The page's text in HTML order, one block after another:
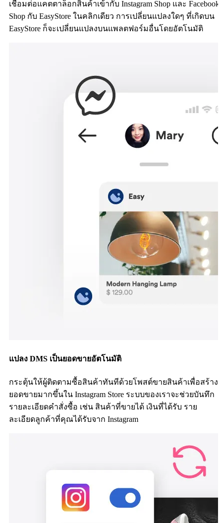
เชื่อมต่อแคตตาล็อกสินค้าเข้ากับ Instagram Shop และ Facebook
Shop กับ EasyStore ในคลิกเดียว การเปลี่ยนแปลงใดๆ ที่เกิดบน
EasyStore ก็จะเปลี่ยนแปลงบนแพลตฟอร์มอื่นโดยอัตโนมัติ
แปลง DMS เป็นยอดขายอัตโนมัติ
กระตุ้นให้ผู้ติดตามซื้อสินค้าทันทีด้วยโพสต์ขายสินค้าเพื่อสร้าง
ยอดขายมากขึ้นใน Instagram Store ระบบของเราจะช่วยบันทึก
รายละเอียดคำสั่งซื้อ เช่น สินค้าที่ขายได้ เงินที่ได้รับ ราย
ละเอียดลูกค้าที่คุณได้รับจาก Instagram